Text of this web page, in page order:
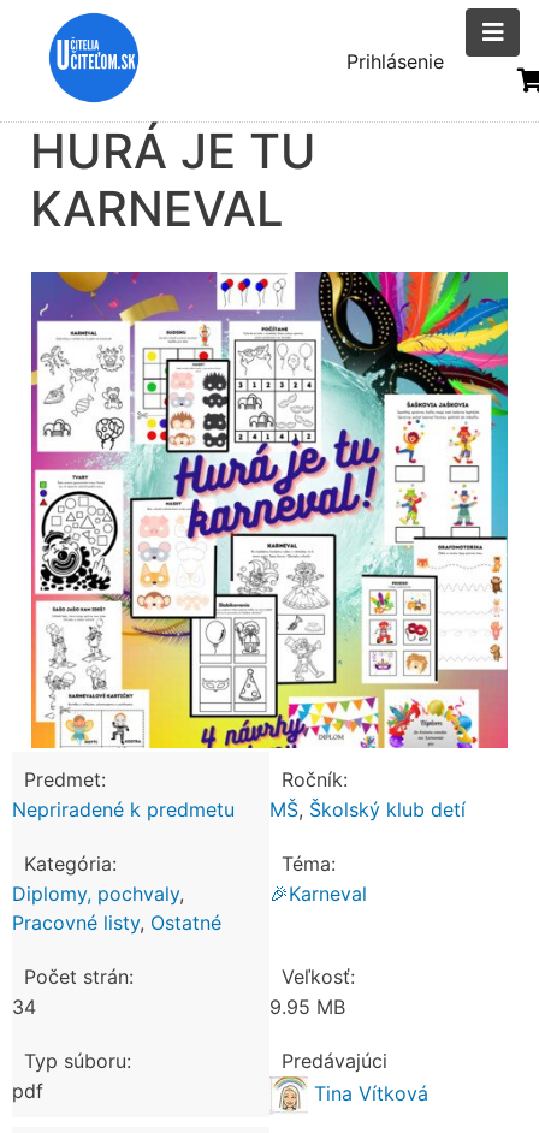
Menu
Prihlásenie
HURÁ JE TU
KARNEVAL
Predmet:
Nepriradené k predmetu
Ročník:
MŠ, Školský klub detí
Kategória:
Diplomy, pochvaly,
Pracovné listy, Ostatné
Téma:
🎉Karneval
Počet strán:
34
Veľkosť:
9.95 MB
Typ súboru:
pdf
Predávajúci
Tina Vítková